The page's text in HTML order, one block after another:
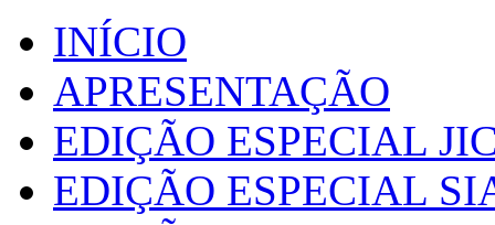
INÍCIO
APRESENTAÇÃO
EDIÇÃO ESPECIAL
EDIÇÃO ESPECIAL